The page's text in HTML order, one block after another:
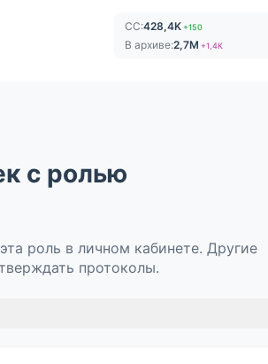
СС:428,4K+150
В архиве:2,7M +1,4K
с ролью
роль в личном кабинете. Другие
протоколы.